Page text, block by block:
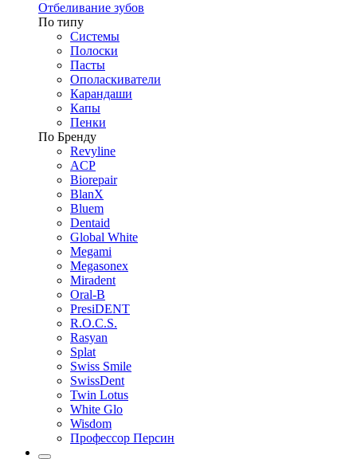
Отбеливание зубов
По типу
Системы
Полоски
Пасты
Ополаскиватели
Карандаши
Капы
Пенки
По Бренду
Revyline
ACP
Biorepair
BlanX
Bluem
Dentaid
Global White
Megami
Megasonex
Miradent
Oral-B
PresiDENT
R.O.C.S.
Rasyan
Splat
Swiss Smile
SwissDent
Twin Lotus
White Glo
Wisdom
Профессор Персин